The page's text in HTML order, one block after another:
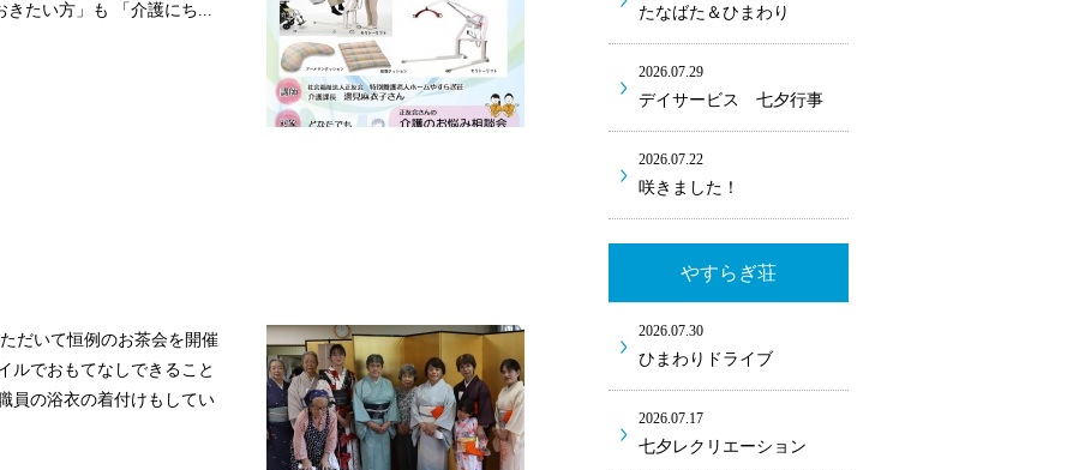
きたい方」も 「介護にち...
だいて恒例のお茶会を開催
ルでおもてなしできること
員の浴衣の着付けもしてい
たなばた＆ひまわり
2026.07.29
デイサービス 七夕行事
2026.07.22
咲きました！
やすらぎ荘
2026.07.30
ひまわりドライブ
2026.07.17
七夕レクリエーション